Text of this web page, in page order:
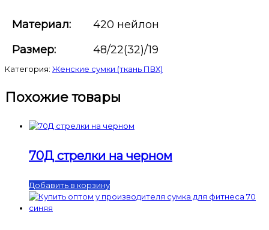
Материал:
420 нейлон
Размер:
48/22(32)/19
Категория: Женские сумки (ткань ПВХ)
Похожие товары
70Д стрелки на черном
Добавить в корзину